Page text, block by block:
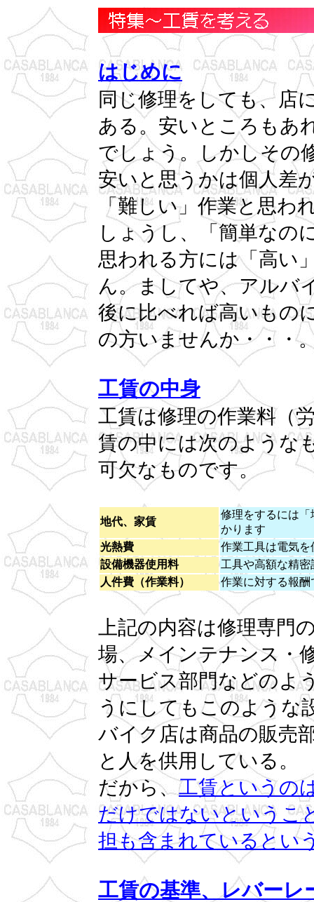
はじめに
同じ修理をしても、店
ある。安いところもあ
でしょう。しかしその
安いと思うかは個人差
「難しい」作業と思わ
しょうし、「簡単なの
思われる方には「高い
ん。ましてや、アルバ
後に比べれば高いもの
の方いませんか・・・
工賃の中身
工賃は修理の作業料（
賃の中には次のような
可欠なものです。
地代、家賃
修理をするには
かります
光熱費
作業工具は電気
設備機器使用料
工具や高額な精
人件費（作業料）
作業に対する報酬
上記の内容は修理専門
場、メインテナンス・
サービス部門などのよ
うにしてもこのような
バイク店は商品の販売
と人を供用している。
だから、工賃というの
だけではないというこ
担も含まれているとい
工賃の基準、レバーレ